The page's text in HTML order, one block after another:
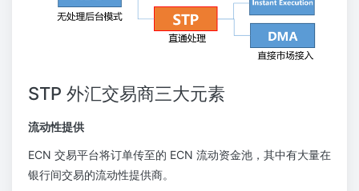
STP 外汇交易商三大元素
流动性提供
ECN 交易平台将订单传至的 ECN 流动资金池，其中有大量在
银行间交易的流动性提供商。